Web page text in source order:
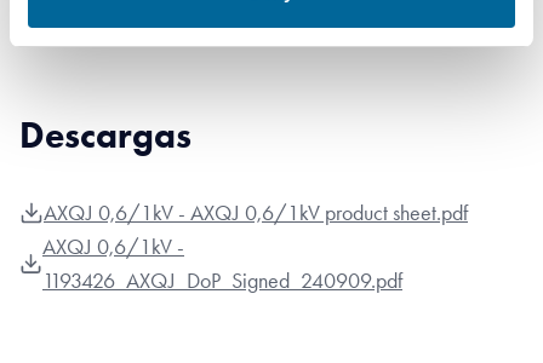
Descargas
AXQJ 0,6/1kV - AXQJ 0,6/1kV product sheet.pdf
AXQJ 0,6/1kV -
1193426_AXQJ_DoP_Signed_240909.pdf